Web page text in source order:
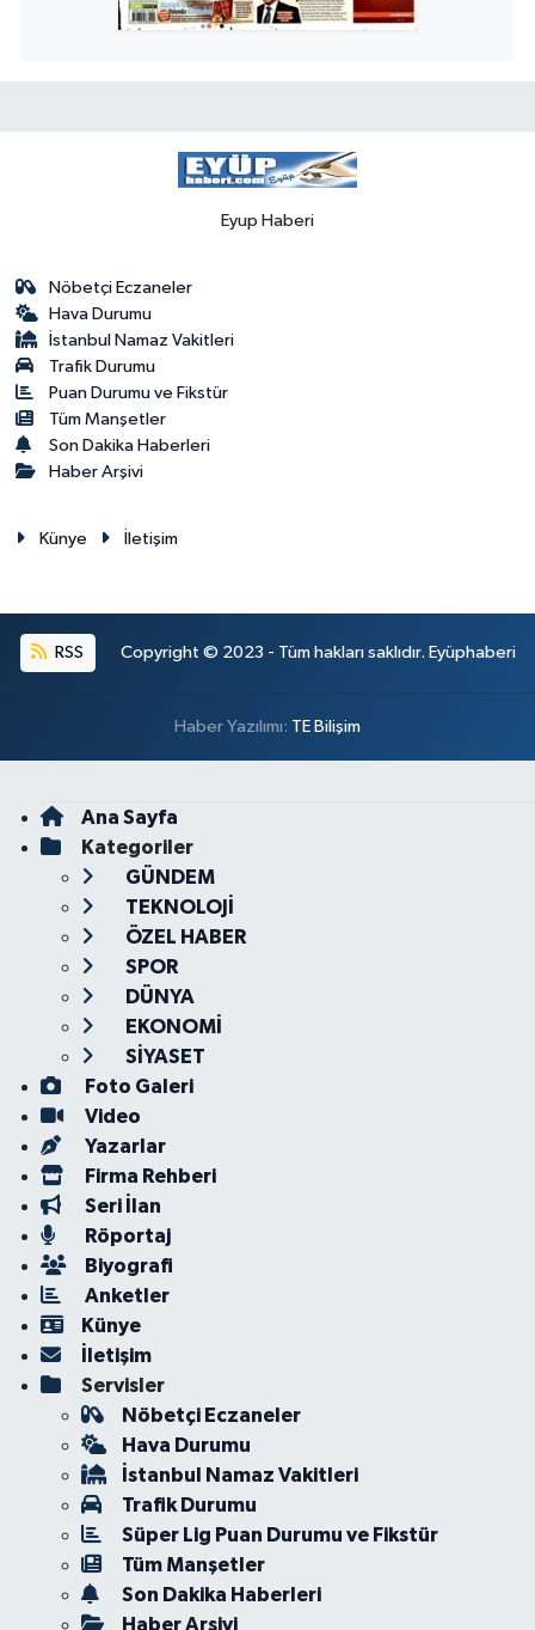
Eyup Haberi
Nöbetçi Eczaneler
Hava Durumu
İstanbul Namaz Vakitleri
Trafik Durumu
Puan Durumu ve Fikstür
Tüm Manşetler
Son Dakika Haberleri
Haber Arşivi
Künye İletişim
RSS Copyright © 2023 - Tüm hakları saklıdır. Eyüphaberi
Haber Yazılımı: TE Bilişim
Ana Sayfa
Kategoriler
GÜNDEM
TEKNOLOJİ
ÖZEL HABER
SPOR
DÜNYA
EKONOMİ
SİYASET
Foto Galeri
Video
Yazarlar
Firma Rehberi
Seri İlan
Röportaj
Biyografi
Anketler
Künye
İletişim
Servisler
Nöbetçi Eczaneler
Hava Durumu
İstanbul Namaz Vakitleri
Trafik Durumu
Süper Lig Puan Durumu ve Fikstür
Tüm Manşetler
Son Dakika Haberleri
Haber Arşivi